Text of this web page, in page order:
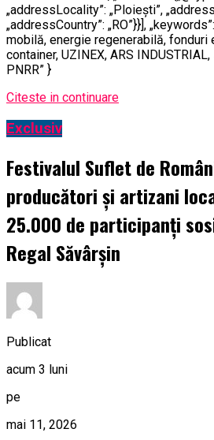
„addressLocality”: „Ploiești”,
„addressCountry”: „RO”}}],
mobilă, energie regenerabilă, fonduri
container, UZINEX, ARS
PNRR” }
Citeste in continuare
Exclusiv
Festivalul Suflet de
producători și artizani
25.000 de participanți
Regal Săvârșin
Publicat
acum 3 luni
pe
mai 11, 2026